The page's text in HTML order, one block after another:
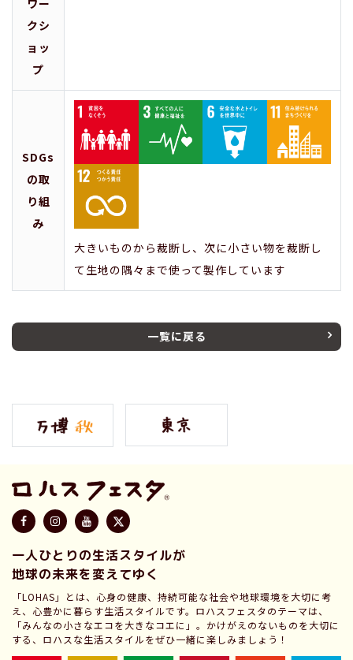
クシ
ョッ
プ
SDGs
の取
り組
み
大きいものから裁断し、次に小さい物を裁断し
て生地の隅々まで使って製作しています
一覧に戻る
一人ひとりの生活スタイルが
地球の未来を変えてゆく
「LOHAS」とは、心身の健康、持続可能な社会や地球環境を大切に考
え、心豊かに暮らす生活スタイルです。ロハスフェスタのテーマは、
「みんなの小さなエコを大きなコエに」。かけがえのないものを大切に
する、ロハスな生活スタイルをぜひ一緒に楽しみましょう！